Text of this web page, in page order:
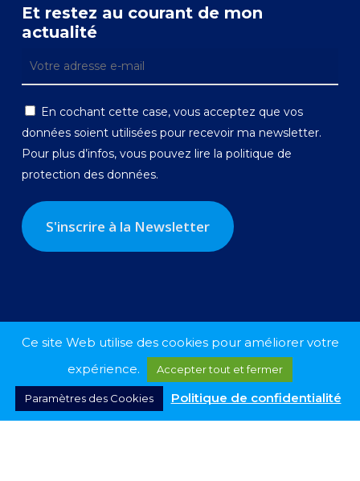
Et restez au courant de mon
actualité
En cochant cette case, vous acceptez que vos
données soient utilisées pour recevoir ma newsletter.
Pour plus d’infos, vous pouvez lire la politique de
protection des données.
Ce site Web utilise des cookies pour améliorer votre
expérience.
Accepter tout et fermer
Paramètres des Cookies Politique de confidentialité